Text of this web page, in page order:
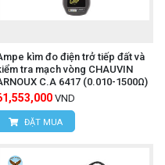
kìm đo điện trở tiếp đất và
tra mạch vòng CHAUVIN
C.A 6417 (0.010-1500Ω)
VND
ĐẶT MUA